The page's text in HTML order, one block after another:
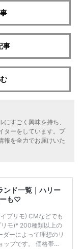
事
にすごく興味を持ち、
ターをしています。プ
報を全力でお届けいた
ンド一覧｜ハリー
ーも♡
プリモ) CMなどでも
モ)* 200種類以上の
ーによって理想のリ
プです。 価格帯は2